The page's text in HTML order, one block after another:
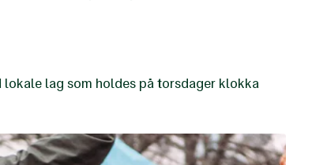
lag som holdes på torsdager klokka